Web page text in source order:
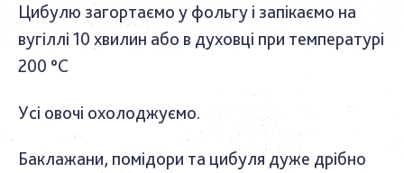
Цибулю загортаємо у фольгу і запікаємо на
вугіллі 10 хвилин або в духовці при температурі
200 °C
Усі овочі охолоджуємо.
Баклажани, помідори та цибуля дуже дрібно